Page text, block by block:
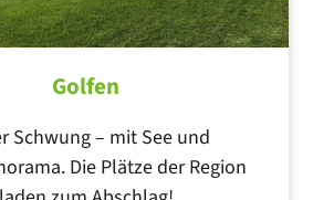
Golfen
Schwung – mit See und
Die Plätze der Region